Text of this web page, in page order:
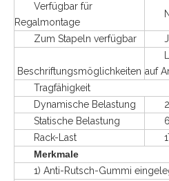
Verfügbar für
Regalmontage
Zum Stapeln verfügbar
Beschriftungsmöglichkeiten auf
Tragfähigkeit
Dynamische Belastung
Statische Belastung
Rack-Last
Merkmale
1) Anti-Rutsch-Gummi